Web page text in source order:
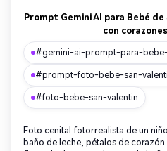
Prompt Gemini AI para Bebé
con
#gemini-ai-prompt-para-
#prompt-foto-bebe-san-
#foto-bebe-san-valentin
Foto cenital fotorrealista de un
baño de leche, pétalos de